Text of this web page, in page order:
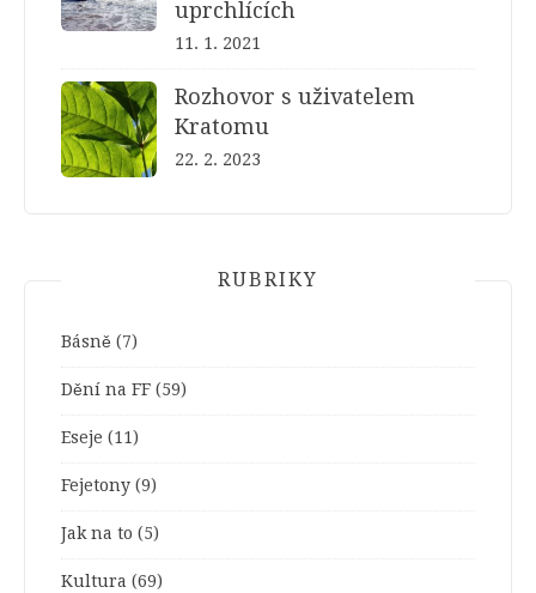
uprchlících
11. 1. 2021
Rozhovor s uživatelem
Kratomu
22. 2. 2023
RUBRIKY
Básně (7)
Dění na FF (59)
Eseje (11)
Fejetony (9)
Jak na to (5)
Kultura (69)